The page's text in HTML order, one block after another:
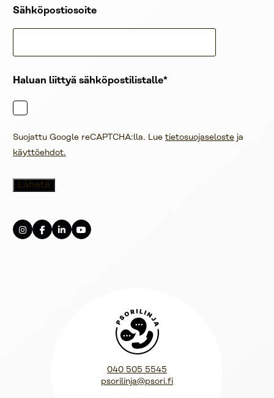
Sähköpostiosoite
Haluan liittyä sähköpostilistalle
Suojattu Google reCAPTCHA:lla. Lue tietosuojaseloste ja
käyttöehdot.
Psorilinja
040 505 5545
psorilinja@psori.fi